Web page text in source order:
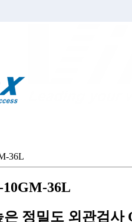
36L
정밀도 외관검사